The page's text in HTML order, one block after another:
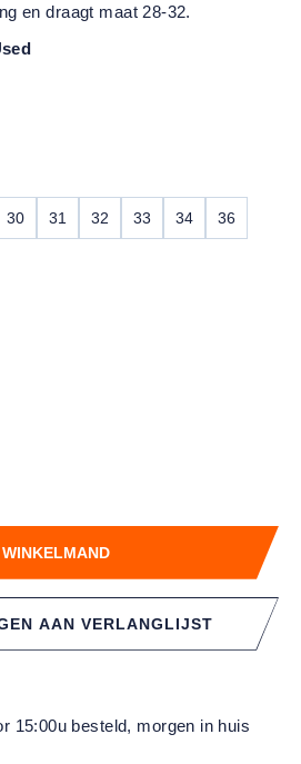
en draagt maat 28-32.
30 31 32 33 34 36
Voer de gewenste
WINKELMAND
AAN VERLANGLIJST
15:00u besteld, morgen in huis